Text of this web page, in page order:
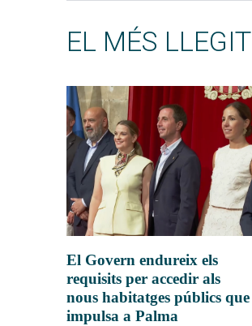
EL MÉS LLEGIT
El Govern endureix els
requisits per accedir als
nous habitatges públics que
impulsa a Palma